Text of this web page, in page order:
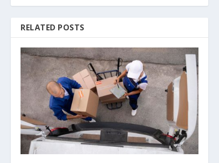
RELATED POSTS